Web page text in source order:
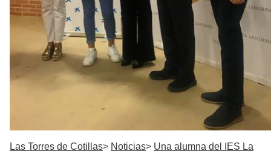
Las Torres de Cotillas Noticias
Una alumna del IES La